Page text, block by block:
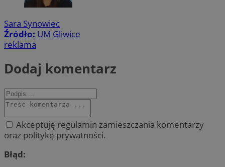
Sara Synowiec
Źródło: UM Gliwice
reklama
Dodaj komentarz
Akceptuję regulamin zamieszczania komentarzy
oraz politykę prywatności.
Błąd: